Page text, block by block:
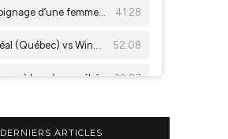
DERNIERS ARTICLES